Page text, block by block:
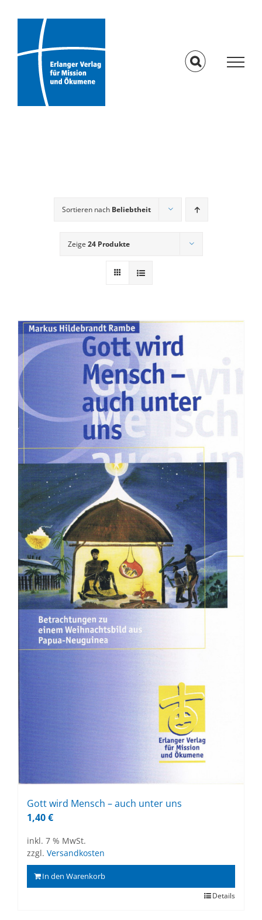
Sortieren nach Beliebtheit
Zeige 24 Produkte
Gott wird Mensch – auch un­ter uns
1,40€
inkl. 7 % MwSt.
zzgl. Versandkosten
In den Warenkorb
Details